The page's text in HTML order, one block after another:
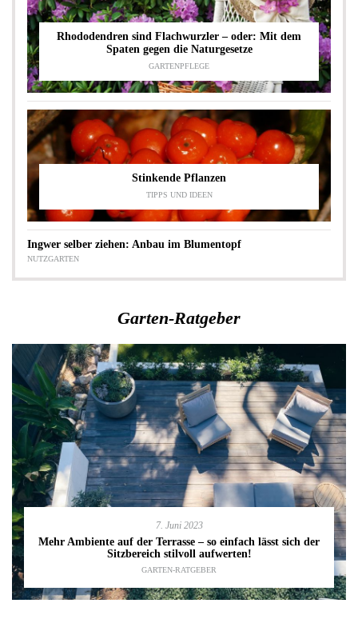
Rhododendren sind Flachwurzler – oder: Mit dem
Spaten gegen die Naturgesetze
GARTENPFLEGE
Stinkende Pflanzen
TIPPS UND IDEEN
Ingwer selber ziehen: Anbau im Blumentopf
NUTZGARTEN
Garten-Ratgeber
7. Juni 2023
Mehr Ambiente auf der Terrasse – so einfach lässt sich der
Sitzbereich stilvoll aufwerten!
GARTEN-RATGEBER